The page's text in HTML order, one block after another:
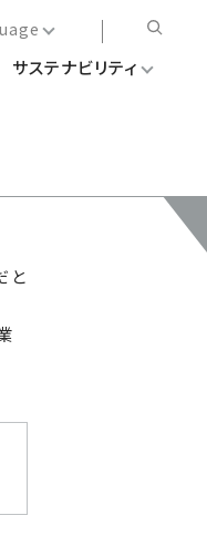
本語
サステナビリティ
と